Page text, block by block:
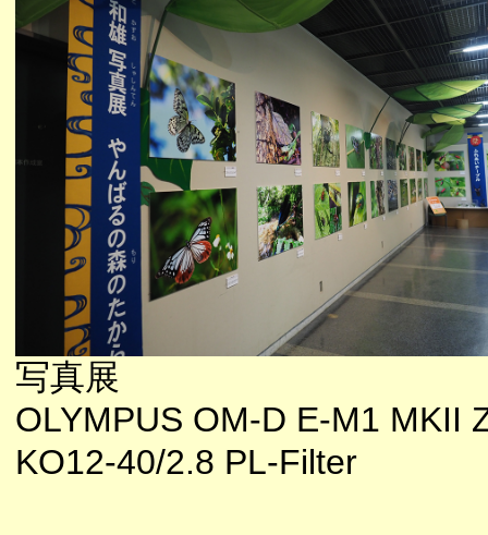
写真展
OLYMPUS OM-D E-M1 MKII
KO12-40/2.8 PL-Filter